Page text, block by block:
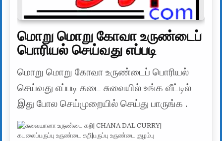
மொறு மொறு கோவா உருண்டைப்
பொரியல் செய்வது எப்படி
மொறு மொறு கோவா உருண்டைப் பொரியல்
செய்வது எப்படி கடை சுவையில் உங்க வீட்டில்
இது போல செய்முறையில் செய்து பாருங்க .